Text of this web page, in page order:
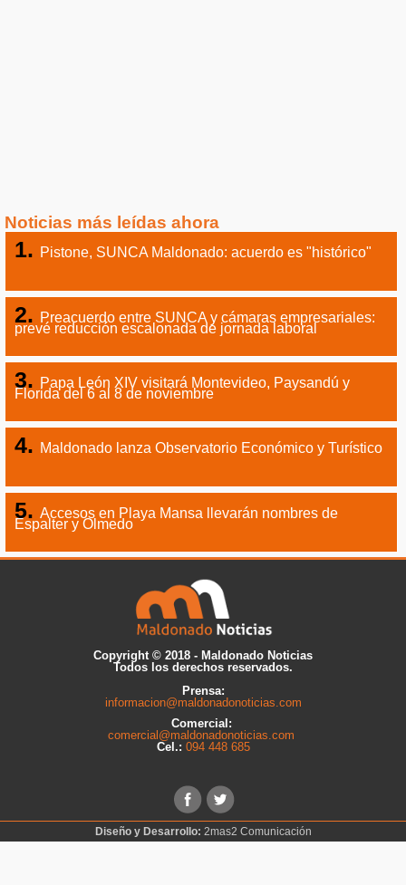
Noticias más leídas ahora
Pistone, SUNCA Maldonado: acuerdo es "histórico"
Preacuerdo entre SUNCA y cámaras empresariales:
prevé reducción escalonada de jornada laboral
Papa León XIV visitará Montevideo, Paysandú y
Florida del 6 al 8 de noviembre
Maldonado lanza Observatorio Económico y Turístico
Accesos en Playa Mansa llevarán nombres de
Espalter y Olmedo
Copyright © 2018 - Maldonado Noticias
Todos los derechos reservados.
Prensa:
informacion@maldonadonoticias.com
Comercial:
comercial@maldonadonoticias.com
Cel.: 094 448 685
Diseño y Desarrollo: 2mas2 Comunicación